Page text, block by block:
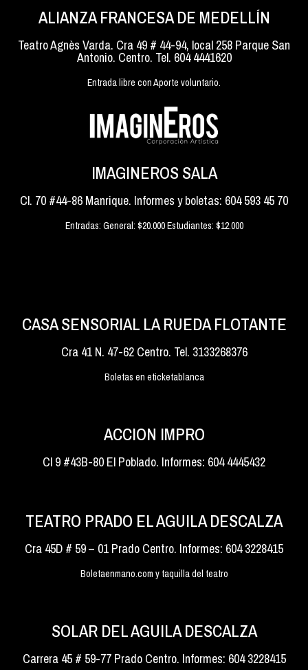
ALIANZA FRANCESA DE MEDELLÍN
Teatro Agnès Varda. Cra 49 # 44-94, local 258 Parque San
Antonio. Centro. Tel. 604 4441620
Entrada libre con Aporte voluntario.
IMAGINEROS SALA
Cl. 70 #44-86 Manrique. Informes y boletas: 604 593 45 70
Entradas: General: $20.000 Estudiantes: $12.000
CASA SENSORIAL LA RUEDA FLOTANTE
Cra 41 N. 47-62 Centro. Tel. 3133268376
Boletas en eticketablanca
ACCION IMPRO
Cl 9 #43B-80 El Poblado. Informes: 604 4445432
TEATRO PRADO EL AGUILA DESCALZA
Cra 45D # 59 – 01 Prado Centro. Informes: 604 3228415
Boletaenmano.com y taquilla del teatro
SOLAR DEL AGUILA DESCALZA
Carrera 45 # 59-77 Prado Centro. Informes: 604 3228415